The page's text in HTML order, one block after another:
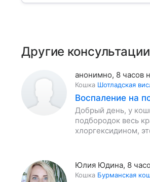
Другие
анонимно, 8 часов
Кошка Шотладская
Воспаление на
Добрый день, у
подбородок весь
хлоргексидином,
Юлия Юдина, 8
Кошка Бурманская